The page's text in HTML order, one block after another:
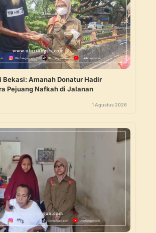
Bekasi: Amanah Donatur Hadir
Pejuang Nafkah di Jalanan
1 Agustus 2026